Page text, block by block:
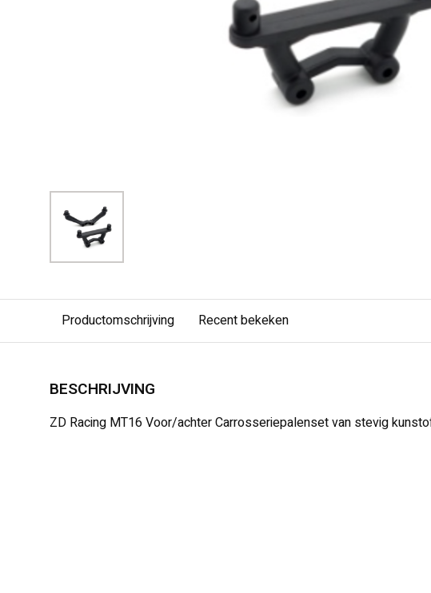
Productomschrijving Recent bekeken
BESCHRIJVING
ZD Racing MT16 Voor/achter Carrosseriepalenset van stevig